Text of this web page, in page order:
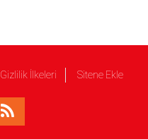
Gizlilik İlkeleri Sitene Ekle